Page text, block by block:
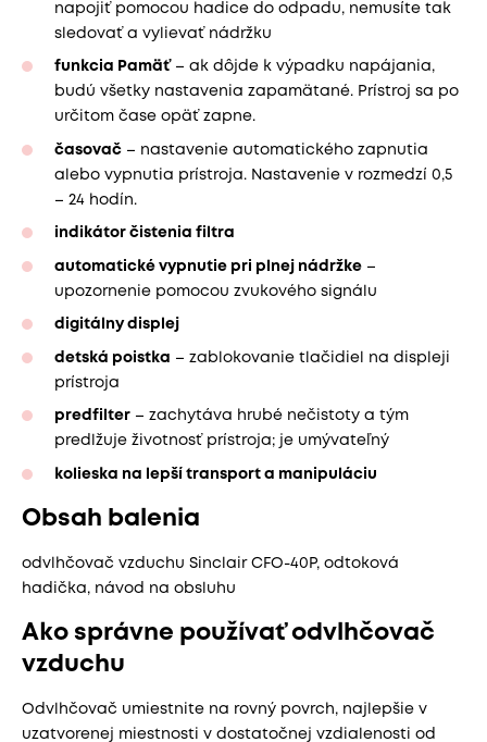
napojiť pomocou hadice do odpadu, nemusíte tak
sledovať a vylievať nádržku
funkcia Pamäť– ak dôjde k výpadku napájania,
budú všetky nastavenia zapamätané. Prístroj sa po
určitom čase opäť zapne.
časovač – nastavenie automatického zapnutia
alebo vypnutia prístroja. Nastavenie v rozmedzí 0,5
– 24 hodín.
indikátor čistenia filtra
automatické vypnutie pri plnej nádržke –
upozornenie pomocou zvukového signálu
digitálny displej
detská poistka – zablokovanie tlačidiel na displeji
prístroja
predfilter – zachytáva hrubé nečistoty a tým
predlžuje životnosť prístroja; je umývateľný
kolieska na lepší transport a manipuláciu
Obsah balenia
odvlhčovač vzduchu Sinclair CFO-40P, odtoková
hadička, návod na obsluhu
Ako správne používať odvlhčovač
vzduchu
Odvlhčovač umiestnite na rovný povrch, najlepšie v
uzatvorenej miestnosti v dostatočnej vzdialenosti od